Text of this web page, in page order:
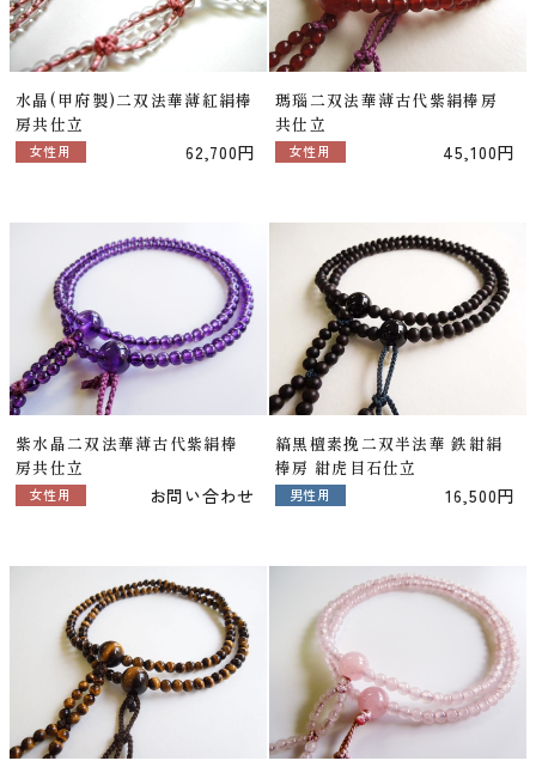
水晶(甲府製)二双法華薄紅絹棒
房共仕立
62,700円
女性用
瑪瑙二双法華薄古代紫絹棒房
共仕立
45,100円
女性用
紫水晶二双法華薄古代紫絹棒
房共仕立
お問い合わせ
女性用
縞黒檀素挽二双半法華 鉄紺絹
棒房 紺虎目石仕立
16,500円
男性用